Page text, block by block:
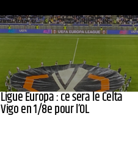
Ligue Europa : ce sera le Celta
Vigo en 1/8e pour l’OL